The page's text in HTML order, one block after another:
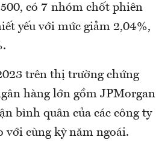
có 7 nhóm chốt phiên
yếu với mức giảm 2,04%,
trên thị trường chứng
hàng lớn gồm JPMorgan
bình quân của các công ty
với cùng kỳ năm ngoái.